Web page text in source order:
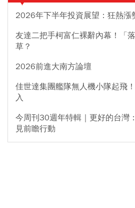
2026年下半年投資展望：狂熱漲
友達二把手柯富仁裸辭內幕！「
草？
2026前進大南方論壇
佳世達集團艦隊無人機小隊起飛
入
今周刊30週年特輯｜更好的台灣
見前瞻行動